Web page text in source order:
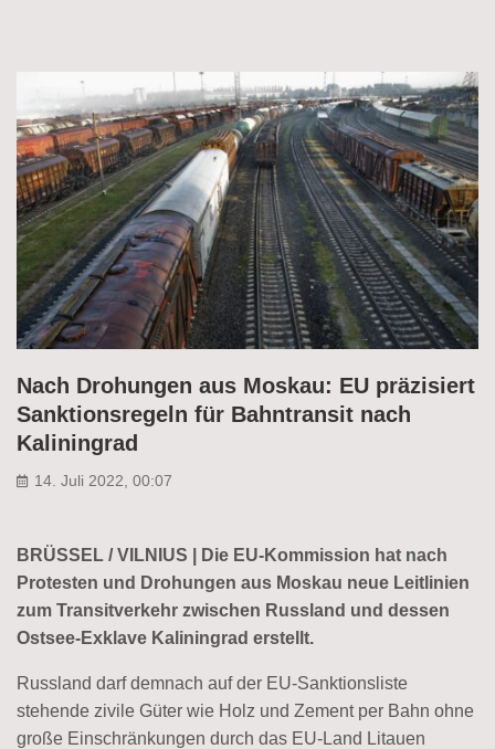
Nach Drohungen aus Moskau: EU präzisiert
Sanktionsregeln für Bahntransit nach
Kaliningrad
14. Juli 2022, 00:07
BRÜSSEL / VILNIUS | Die EU-Kommission hat nach
Protesten und Drohungen aus Moskau neue Leitlinien
zum Transitverkehr zwischen Russland und dessen
Ostsee-Exklave Kaliningrad erstellt.
Russland darf demnach auf der EU-Sanktionsliste
stehende zivile Güter wie Holz und Zement per Bahn ohne
große Einschränkungen durch das EU-Land Litauen